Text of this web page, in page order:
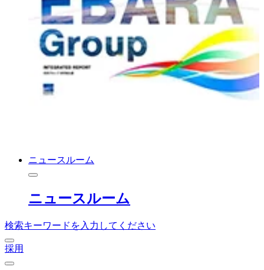
ニュースルーム
ニュースルーム
検索キーワードを入力してください
採用